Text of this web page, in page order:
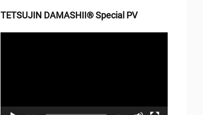
TETSUJIN DAMASHII® Special PV